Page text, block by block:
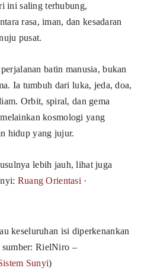
ini saling terhubung,
rasa, iman, dan kesadaran
pusat.
batin manusia, bukan
Ia tumbuh dari luka, jeda, doa,
Orbit, spiral, dan gema
kosmologi yang
hidup yang jujur.
lebih jauh, lihat juga
Ruang Orientasi ·
keseluruhan isi diperkenankan
sumber: RielNiro –
Sunyi)